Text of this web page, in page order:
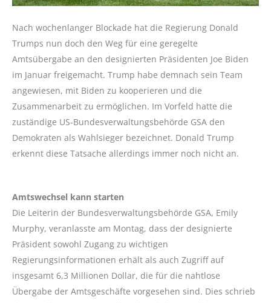
Nach wochenlanger Blockade hat die Regierung Donald
Trumps nun doch den Weg für eine geregelte
Amtsübergabe an den designierten Präsidenten Joe Biden
im Januar freigemacht. Trump habe demnach sein Team
angewiesen, mit Biden zu kooperieren und die
Zusammenarbeit zu ermöglichen. Im Vorfeld hatte die
zuständige US-Bundesverwaltungsbehörde GSA den
Demokraten als Wahlsieger bezeichnet. Donald Trump
erkennt diese Tatsache allerdings immer noch nicht an.
Amtswechsel kann starten
Die Leiterin der Bundesverwaltungsbehörde GSA, Emily
Murphy, veranlasste am Montag, dass der designierte
Präsident sowohl Zugang zu wichtigen
Regierungsinformationen erhält als auch Zugriff auf
insgesamt 6,3 Millionen Dollar, die für die nahtlose
Übergabe der Amtsgeschäfte vorgesehen sind. Dies schrieb